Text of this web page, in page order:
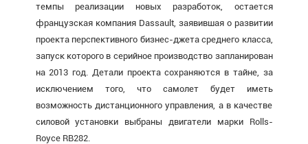
темпы реализации новых разработок, остается
французская компания Dassault, заявившая о развитии
проекта перспективного бизнес-джета среднего класса,
запуск которого в серийное производство запланирован
на 2013 год. Детали проекта сохраняются в тайне, за
исключением того, что самолет будет иметь
возможность дистанционного управления, а в качестве
силовой установки выбраны двигатели марки Rolls-
Royce RB282.